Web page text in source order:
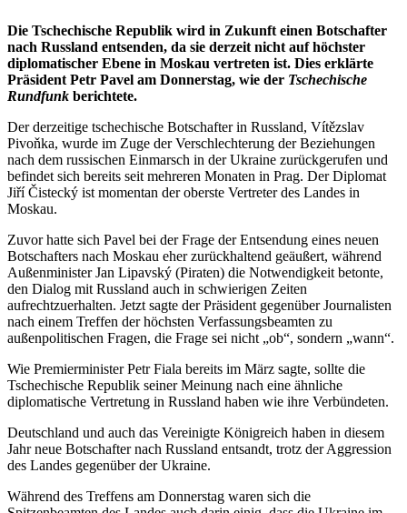
Die Tschechische Republik wird in Zukunft einen Botschafter
nach Russland entsenden, da sie derzeit nicht auf höchster
diplomatischer Ebene in Moskau vertreten ist. Dies erklärte
Präsident Petr Pavel am Donnerstag, wie der Tschechische
Rundfunk berichtete.
Der derzeitige tschechische Botschafter in Russland, Vítězslav
Pivoňka, wurde im Zuge der Verschlechterung der Beziehungen
nach dem russischen Einmarsch in der Ukraine zurückgerufen und
befindet sich bereits seit mehreren Monaten in Prag. Der Diplomat
Jiří Čistecký ist momentan der oberste Vertreter des Landes in
Moskau.
Zuvor hatte sich Pavel bei der Frage der Entsendung eines neuen
Botschafters nach Moskau eher zurückhaltend geäußert, während
Außenminister Jan Lipavský (Piraten) die Notwendigkeit betonte,
den Dialog mit Russland auch in schwierigen Zeiten
aufrechtzuerhalten. Jetzt sagte der Präsident gegenüber Journalisten
nach einem Treffen der höchsten Verfassungsbeamten zu
außenpolitischen Fragen, die Frage sei nicht „ob“, sondern „wann“.
Wie Premierminister Petr Fiala bereits im März sagte, sollte die
Tschechische Republik seiner Meinung nach eine ähnliche
diplomatische Vertretung in Russland haben wie ihre Verbündeten.
Deutschland und auch das Vereinigte Königreich haben in diesem
Jahr neue Botschafter nach Russland entsandt, trotz der Aggression
des Landes gegenüber der Ukraine.
Während des Treffens am Donnerstag waren sich die